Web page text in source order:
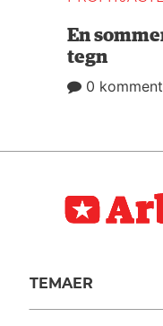
En
tegn
0
TEMAER